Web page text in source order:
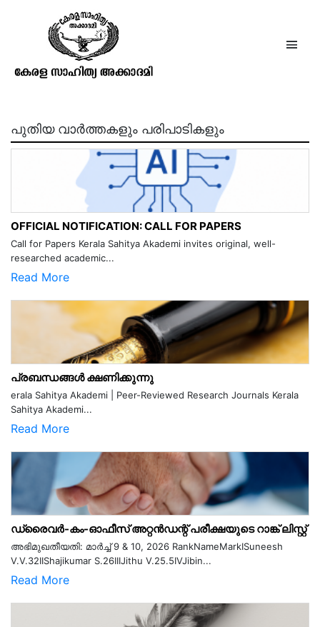
ഒരു തീര്‍ത്ഥയാത്ര
പുതിയ വാർത്തകളും പരിപാടികളും
OFFICIAL NOTIFICATION: CALL FOR PAPERS
Call for Papers Kerala Sahitya Akademi invites original, well-
researched academic...
Read More
പ്രബന്ധങ്ങൾ ക്ഷണിക്കുന്നു
erala Sahitya Akademi | Peer-Reviewed Research Journals Kerala
Sahitya Akademi...
Read More
ഡ്രൈവർ-കം-ഓഫീസ് അറ്റൻഡന്റ് പരീക്ഷയുടെ റാങ്ക് ലിസ്റ്റ്
അഭിമുഖതീയതി: മാർച്ച് 9 & 10, 2026 RankNameMarkISuneesh
V.V.32IIShajikumar S.26IIIJithu V.25.5IVJibin...
Read More